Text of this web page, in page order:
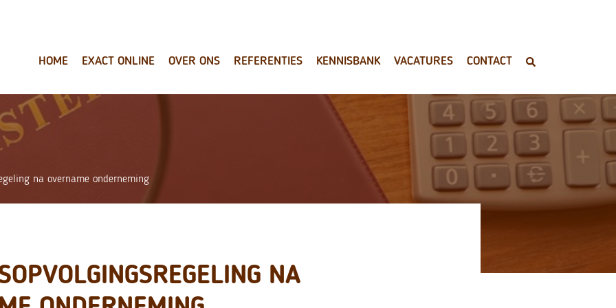
HOME EXACT ONLINE OVER ONS REFERENTIES KENNISBANK VACATURES CONTACT
na overname onderneming
NA